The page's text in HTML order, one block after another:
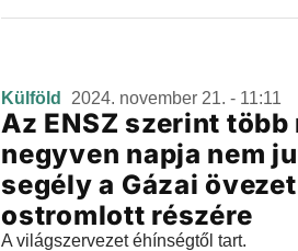
Külföld 2024. november 21. - 11:11
Az ENSZ szerint több
negyven napja nem
segély a Gázai
ostromlott részére
A világszervezet éhínségtől tart.